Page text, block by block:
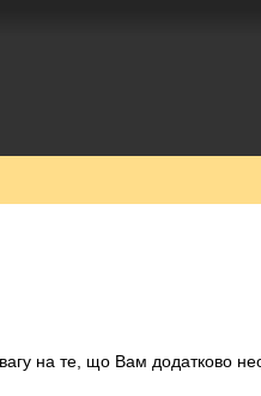
на те, що Вам додатково